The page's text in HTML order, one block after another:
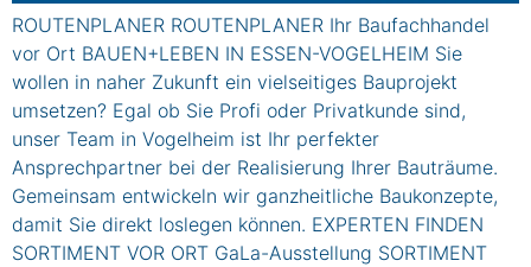
ROUTENPLANER ROUTENPLANER Ihr Baufachhandel
vor Ort BAUEN+LEBEN IN ESSEN-VOGELHEIM Sie
wollen in naher Zukunft ein vielseitiges Bauprojekt
umsetzen? Egal ob Sie Profi oder Privatkunde sind,
unser Team in Vogelheim ist Ihr perfekter
Ansprechpartner bei der Realisierung Ihrer Bauträume.
Gemeinsam entwickeln wir ganzheitliche Baukonzepte,
damit Sie direkt loslegen können. EXPERTEN FINDEN
SORTIMENT VOR ORT GaLa-Ausstellung SORTIMENT